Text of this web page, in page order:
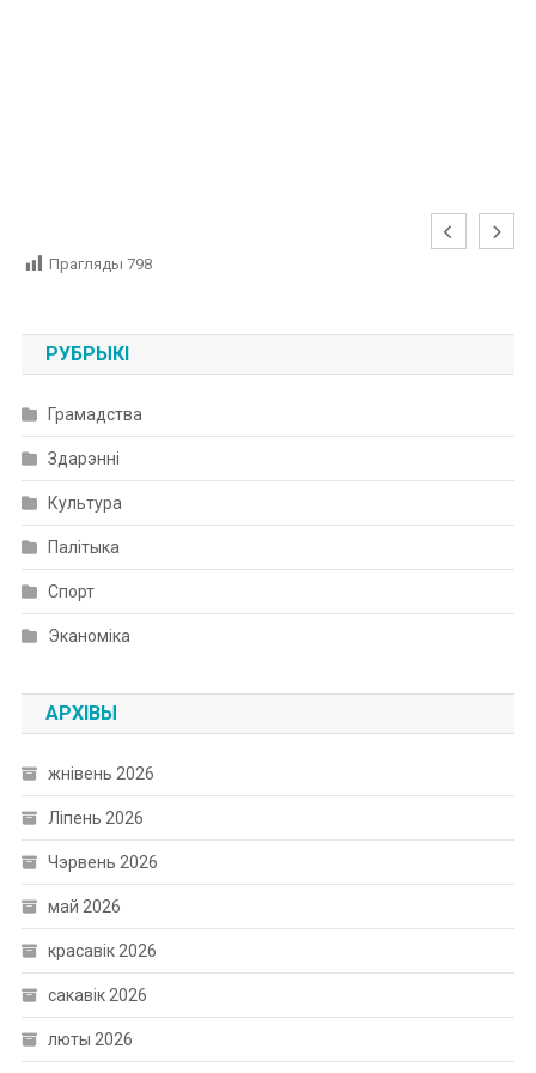
Прагляды 798
РУБРЫКІ
Грамадства
Здарэнні
Культура
Палітыка
Спорт
Эканоміка
АРХІВЫ
жнівень 2026
Ліпень 2026
Чэрвень 2026
май 2026
красавік 2026
сакавік 2026
люты 2026